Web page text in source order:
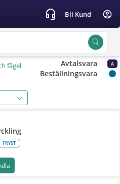
headset_mic Bli Kund account_circle
fågel
Avtalsvara A
Beställningsvara
FRYST